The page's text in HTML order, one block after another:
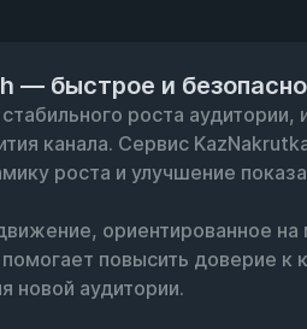
— быстрое и
роста аудитории,
канала. Сервис
роста и улучшение
ориентированное
повысить доверие к
новой аудитории.